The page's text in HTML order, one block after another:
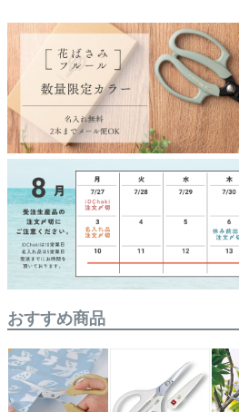
おすすめ商品